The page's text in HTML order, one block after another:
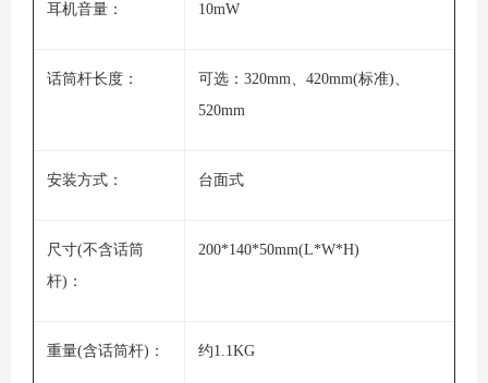
耳机音量： 10mW
话筒杆长度：
可选：320mm、420mm(标准)、
520mm
安装方式： 台面式
尺寸(不含话筒
杆)：
200*140*50mm(L*W*H)
重量(含话筒杆)： 约1.1KG